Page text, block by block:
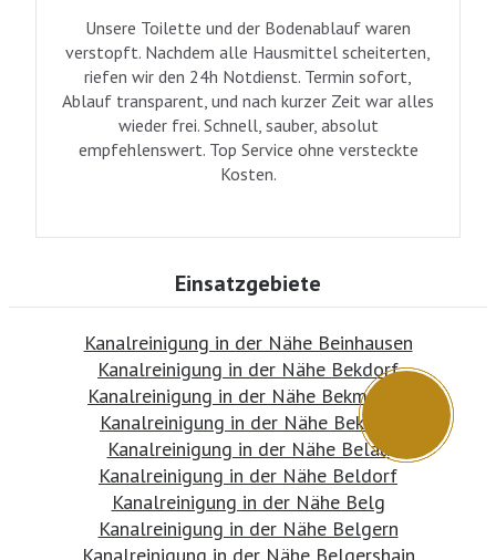
Unsere Toilette und der Bodenablauf waren
verstopft. Nachdem alle Hausmittel scheiterten,
riefen wir den 24h Notdienst. Termin sofort,
Ablauf transparent, und nach kurzer Zeit war alles
wieder frei. Schnell, sauber, absolut
empfehlenswert. Top Service ohne versteckte
Kosten.
Einsatzgebiete
Kanalreinigung in der Nähe Beinhausen
Kanalreinigung in der Nähe Bekdorf
Kanalreinigung in der Nähe Bekmünde
Kanalreinigung in der Nähe Bekond
Kanalreinigung in der Nähe Belau
Kanalreinigung in der Nähe Beldorf
Kanalreinigung in der Nähe Belg
Kanalreinigung in der Nähe Belgern
Kanalreinigung in der Nähe Belgershain